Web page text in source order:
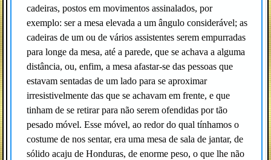
cadeiras, postos em movimentos assinalados, por
exemplo: ser a mesa elevada a um ângulo considerável; as
cadeiras de um ou de vários assistentes serem empurradas
para longe da mesa, até a parede, que se achava a alguma
distância, ou, enfim, a mesa afastar-se das pessoas que
estavam sentadas de um lado para se aproximar
irresistivelmente das que se achavam em frente, e que
tinham de se retirar para não serem ofendidas por tão
pesado móvel. Esse móvel, ao redor do qual tínhamos o
costume de nos sentar, era uma mesa de sala de jantar, de
sólido acaju de Honduras, de enorme peso, o que lhe não